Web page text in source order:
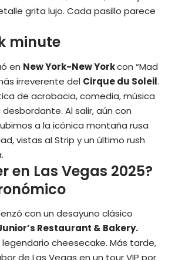
grita lujo. Cada pasillo parece
minute
en New York-New Yorkcon “Mad
irreverente del Cirque du Soleil.
de acrobacia, comedia, música
Al salir, aún con
a la icónica montaña rusa
vistas al Strip y un último rush
en Las Vegas 2025?
con un desayuno clásico
Restaurant & Bakery.
legendario cheesecake. Más tarde,